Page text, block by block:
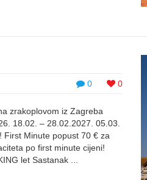
0 0
zrakoplovom iz Zagreba
18.02. – 28.02.2027. 05.03.
First Minute popust 70 € za
po first minute cijeni!
let Sastanak ...